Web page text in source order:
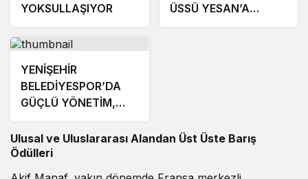
YOKSULLAŞIYOR
ÜSSÜ YESAN’A
YENİŞEHİR
BELEDİYESPOR’DA
GÜÇLÜ YÖNETİM,
Ulusal ve Uluslararası Alandan Üst Üste Barış
Ödülleri